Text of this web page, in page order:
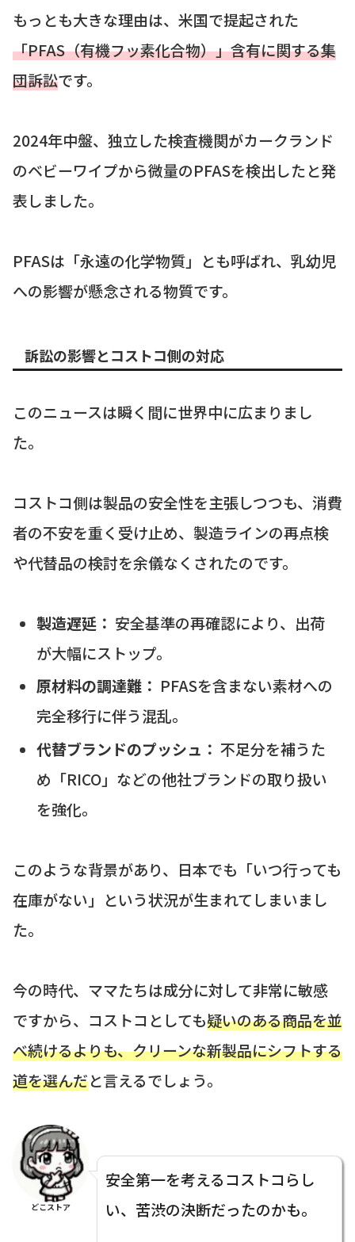
もっとも大きな理由は、米国で提起された
「PFAS（有機フッ素化合物）」含有に関する集
団訴訟です。
2024年中盤、独立した検査機関がカークランド
のベビーワイプから微量のPFASを検出したと発
表しました。
PFASは「永遠の化学物質」とも呼ばれ、乳幼児
への影響が懸念される物質です。
訴訟の影響とコストコ側の対応
このニュースは瞬く間に世界中に広まりまし
た。
コストコ側は製品の安全性を主張しつつも、消費
者の不安を重く受け止め、製造ラインの再点検
や代替品の検討を余儀なくされたのです。
製造遅延： 安全基準の再確認により、出荷
が大幅にストップ。
原材料の調達難： PFASを含まない素材への
完全移行に伴う混乱。
代替ブランドのプッシュ： 不足分を補うた
め「RICO」などの他社ブランドの取り扱い
を強化。
このような背景があり、日本でも「いつ行っても
在庫がない」という状況が生まれてしまいまし
た。
今の時代、ママたちは成分に対して非常に敏感
ですから、コストコとしても疑いのある商品を並
べ続けるよりも、クリーンな新製品にシフトする
道を選んだと言えるでしょう。
どこストア
安全第一を考えるコストコらし
い、苦渋の決断だったのかも。